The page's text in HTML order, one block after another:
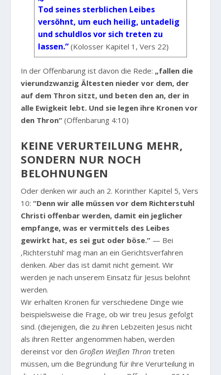
Tod seines sterblichen Leibes
versöhnt, um euch heilig, untadelig
und schuldlos vor sich treten zu
lassen.“ (Kolosser Kapitel 1, Vers 22)
In der Offenbarung ist davon die Rede: „fallen die
vierundzwanzig Ältesten nieder vor dem, der
auf dem Thron sitzt, und beten den an, der in
alle Ewigkeit lebt. Und sie legen ihre Kronen vor
den Thron“ (Offenbarung 4:10)
KEINE VERURTEILUNG MEHR,
SONDERN NUR NOCH
BELOHNUNGEN
Oder denken wir auch an 2. Korinther Kapitel 5, Vers
10:“Denn wir alle müssen vor dem Richterstuhl
Christi offenbar werden, damit ein jeglicher
empfange, was er vermittels des Leibes
gewirkt hat, es sei gut oder böse.” — Bei
‚Richterstuhl‘ mag man an ein Gerichtsverfahren
denken. Aber das ist damit nicht gemeint. Wir
werden je nach unserem Einsatz für Jesus belohnt
werden.
Wir erhalten Kronen für verschiedene Dinge wie
beispielsweise die Frage, ob wir treu Jesus gefolgt
sind. (diejenigen, die zu ihren Lebzeiten Jesus nicht
als ihren Retter angenommen haben, werden
dereinst vor den Großen Weißen Thron treten
müssen, um die Begründung für ihre Verurteilung in